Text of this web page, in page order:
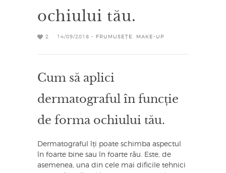
ochiului tău.
2 14/09/2018 - FRUMUSEȚE MAKE-UP
Cum să aplici
dermatograful în funcție
de forma ochiului tău.
Dermatograful îți poate schimba aspectul
în foarte bine sau în foarte rău. Este, de
asemenea, una din cele mai dificile tehnici